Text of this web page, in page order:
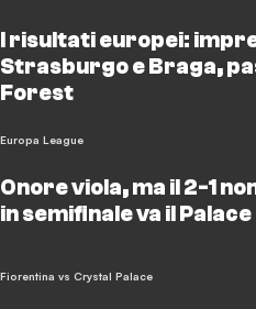
I risultati europei:
Strasburgo e Braga,
Forest
Europa League
Onore viola, ma il 2-1
in semifinale va il Palace
Fiorentina vs Crystal Palace